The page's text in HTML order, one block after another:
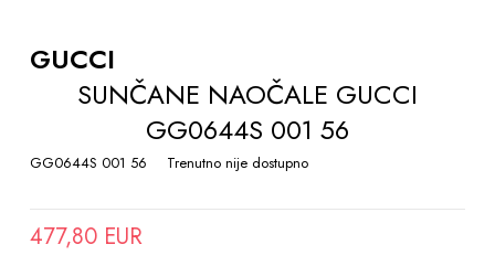
THE
BEGINNING
GALLERY
GUCCI
SUNČANE NAOČALE GUCCI
GG0644S 001 56
GG0644S 001 56 Trenutno nije dostupno
477,80 EUR